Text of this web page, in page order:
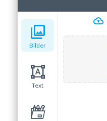
Bilder
Text